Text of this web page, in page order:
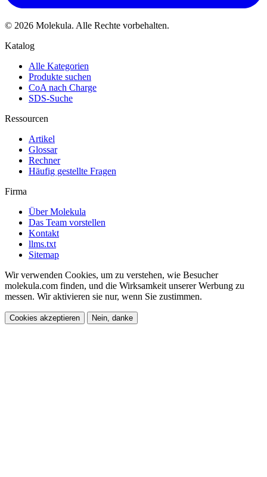
© 2026 Molekula. Alle Rechte vorbehalten.
Katalog
Alle Kategorien
Produkte suchen
CoA nach Charge
SDS-Suche
Ressourcen
Artikel
Glossar
Rechner
Häufig gestellte Fragen
Firma
Über Molekula
Das Team vorstellen
Kontakt
llms.txt
Sitemap
Wir verwenden Cookies, um zu verstehen, wie Besucher
molekula.com finden, und die Wirksamkeit unserer Werbung zu
messen. Wir aktivieren sie nur, wenn Sie zustimmen.
Cookies akzeptieren Nein, danke